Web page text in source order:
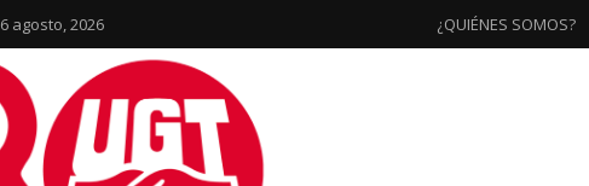
6 agosto, 2026 ¿QUIÉNES SOMOS?